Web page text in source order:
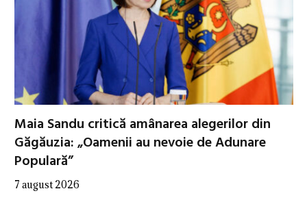
Maia Sandu critică amânarea alegerilor din
Găgăuzia: „Oamenii au nevoie de Adunare
Populară”
7 august 2026